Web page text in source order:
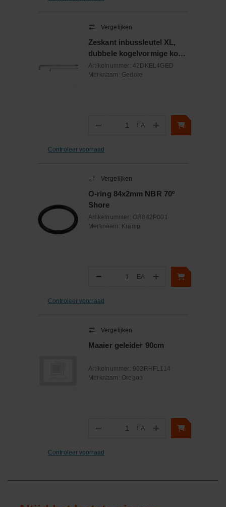
Vergelijken
Zeskant inbussleutel XL,
dubbele kogelvormige kop
4mm
Artikelnummer: 42DKEL4GED
Merknaam: Gedore
− Aantal
EA +
Controleer voorraad
Vergelijken
O-ring 84x2mm NBR 70º
Shore
Artikelnummer: OR842P001
Merknaam: Kramp
− Aantal
EA +
Controleer voorraad
Vergelijken
Maaier geleider 90cm
Artikelnummer: 902RHFL114
Merknaam: Oregon
− Aantal
EA +
Controleer voorraad